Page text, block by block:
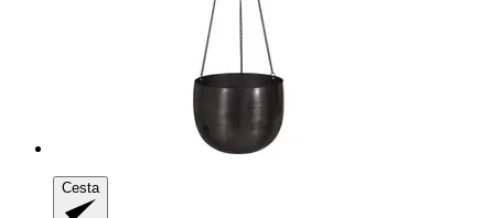
Cesta